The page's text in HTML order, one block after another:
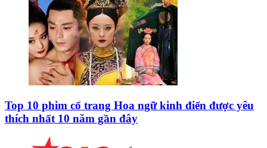
Top 10 phim cổ trang Hoa ngữ kinh điển được yêu
thích nhất 10 năm gần đây